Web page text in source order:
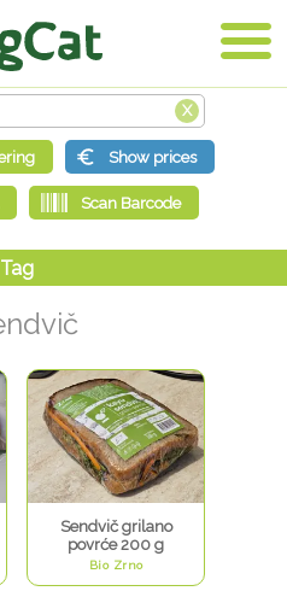
Sendvič grilano
povrće 200 g
Bio Zrno